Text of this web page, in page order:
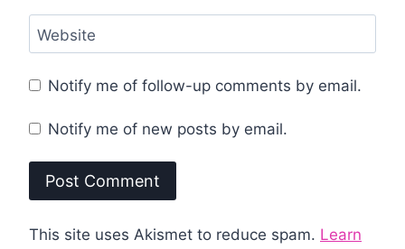
Website
Notify me of follow-up comments by email.
Notify me of new posts by email.
This site uses Akismet to reduce spam. Learn